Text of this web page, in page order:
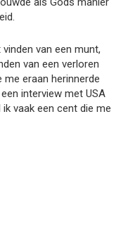
van een munt,
van een verloren
me eraan herinnerde
interview met USA
ik vaak een cent die me